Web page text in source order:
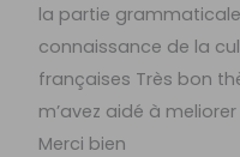
la partie
connaissance de la
françaises Très bon
m’avez aidé à
Merci bien